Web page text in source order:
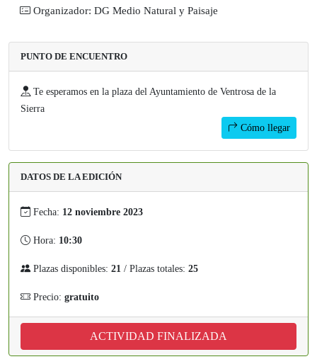
Organizador: DG Medio Natural y Paisaje
PUNTO DE ENCUENTRO
Te esperamos en la plaza del Ayuntamiento de Ventrosa de la
Sierra
Cómo llegar
DATOS DE LA EDICIÓN
Fecha: 12 noviembre 2023
Hora: 10:30
Plazas disponibles: 21 / Plazas totales: 25
Precio: gratuito
ACTIVIDAD FINALIZADA